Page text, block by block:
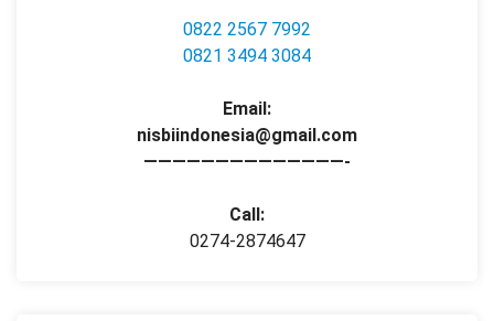
0822 2567 7992
0821 3494 3084
Email:
nisbiindonesia@gmail.com
——————————————-
Call:
0274-2874647